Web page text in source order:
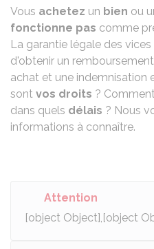
Vous achetez un bien ou
fonctionne pas comme
La garantie légale des
d'obtenir un
achat et une indemnisation
sont vos droits ?
dans quels délais ? Nous
informations à connaître.
Attention
[object Object],[object